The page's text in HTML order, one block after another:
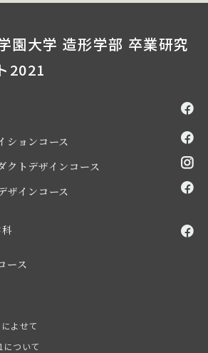
大学 造形学部 卒業研究
2021
ションコース
クトデザインコース
ザインコース
ース
よせて
について